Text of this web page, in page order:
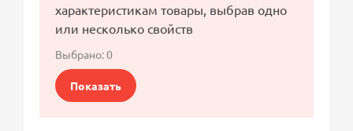
характеристикам товары, выбрав одно
или несколько свойств
Выбрано:0
Показать